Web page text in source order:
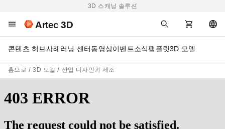
3D 스캐닝 솔루션
Artec 3D
콘텐츠 허브사례러닝 센터동영상이벤트소식팸플릿3D 모델
홈으로 3D 모델 산업 디자인과 제조